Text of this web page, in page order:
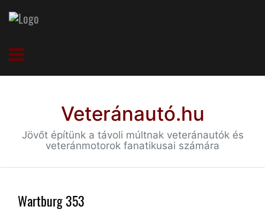
Veteránautó.hu
Jövőt építünk a távoli múltnak veteránautók és
veteránmotorok fanatikusai számára
Wartburg 353